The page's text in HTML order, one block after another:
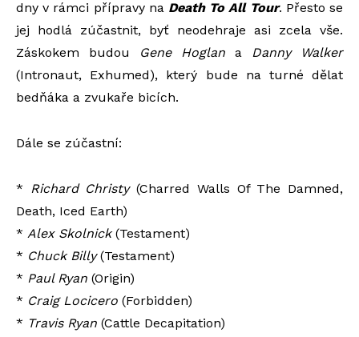
dny v rámci přípravy na Death To All Tour. Přesto se
jej hodlá zúčastnit, byť neodehraje asi zcela vše.
Záskokem budou
Gene Hoglan a Danny Walker
(Intronaut, Exhumed), který bude na turné dělat
bedňáka a zvukaře bicích.
Dále se zúčastní:
* Richard Christy(Charred Walls Of The Damned,
Death, Iced Earth)
* Alex Skolnick(Testament)
* Chuck Billy(Testament)
* Paul Ryan (Origin)
* Craig Locicero (Forbidden)
* Travis Ryan (Cattle Decapitation)